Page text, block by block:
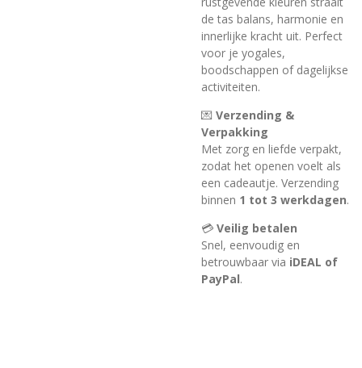
de tas balans, harmonie en
innerlijke kracht uit. Perfect
voor je yogales,
boodschappen of dagelijkse
activiteiten.
💌 Verzending &
Verpakking
Met zorg en liefde verpakt,
zodat het openen voelt als
een cadeautje. Verzending
binnen 1 tot 3 werkdagen.
💳 Veilig betalen
Snel, eenvoudig en
betrouwbaar via iDEAL of
PayPal.